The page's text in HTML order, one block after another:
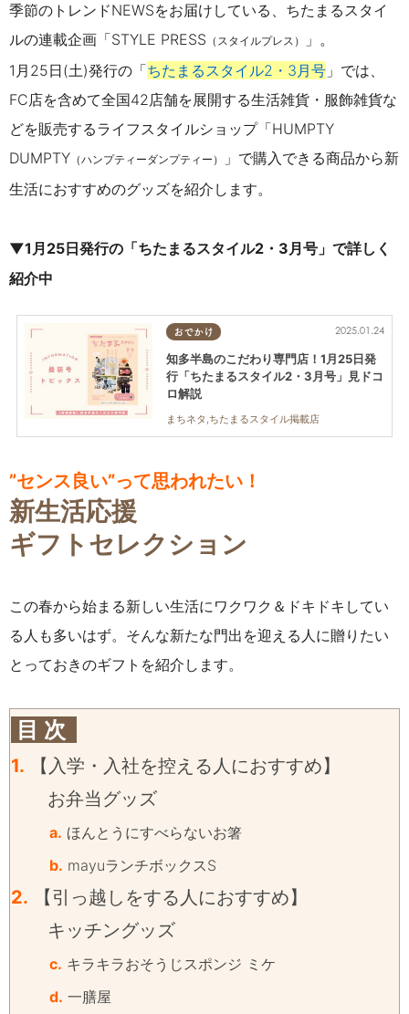
季節のトレンドNEWSをお届けしている、ちたまるスタイ
ルの連載企画「STYLE PRESS （スタイルプレス）
」。
1月25日(土)発行の「ちたまるスタイル2・3月号 」では、
FC店を含めて全国42店舗を展開する生活雑貨・服飾雑貨な
どを販売するライフスタイルショップ「HUMPTY
DUMPTY （ハンプティーダンプティー） 」 で購入できる商品から新
生活におすすめのグッズを紹介します。
▼1月25日発行の「ちたまるスタイル2・3月号」で詳しく
紹介中
おでかけ 2025.01.24
知多半島のこだわり専門店！1月25日発
行「ちたまるスタイル2・3月号」見ドコ
ロ解説
まちネタ,ちたまるスタイル掲載店
”センス良い”って思われたい！
新生活応援
ギフトセレクション
この春から始まる新しい生活にワクワク＆ドキドキしてい
る人も多いはず。そんな新たな門出を迎える人に贈りたい
とっておきのギフトを紹介します。
目 次
1.
【入学・入社を控える人におすすめ】
お弁当グッズ
a. ほんとうにすべらないお箸
b. mayuランチボックスS
2.
【引っ越しをする人におすすめ】
キッチングッズ
c. キラキラおそうじスポンジ ミケ
d. 一膳屋